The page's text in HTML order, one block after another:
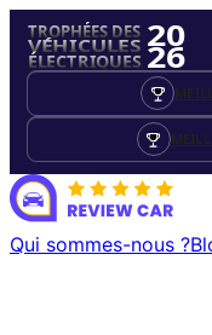
TROPHÉES DES
VÉHICULES
ÉLECTRIQUES
20
26
Qui sommes-nous ?